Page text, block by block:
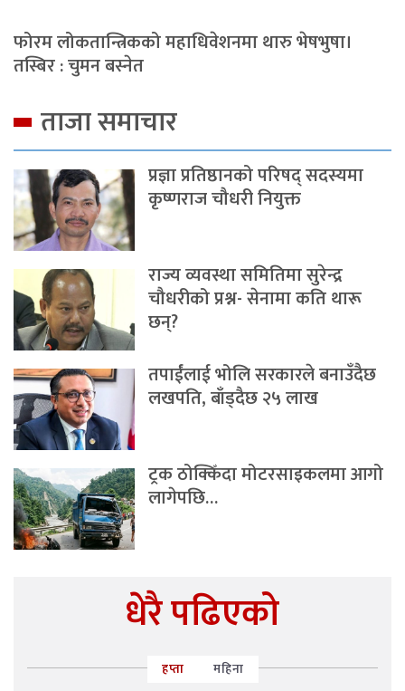
फोरम लोकतान्त्रिकको महाधिवेशनमा थारु भेषभुषा।
तस्बिर : चुमन बस्नेत
ताजा समाचार
प्रज्ञा प्रतिष्ठानको परिषद् सदस्यमा
कृष्णराज चौधरी नियुक्त
राज्य व्यवस्था समितिमा सुरेन्द्र
चौधरीको प्रश्न- सेनामा कति थारू
छन्?
तपाईंलाई भोलि सरकारले बनाउँदैछ
लखपति, बाँड्दैछ २५ लाख
ट्रक ठोक्किँदा मोटरसाइकलमा आगो
लागेपछि…
धेरै पढिएको
हप्ता महिना